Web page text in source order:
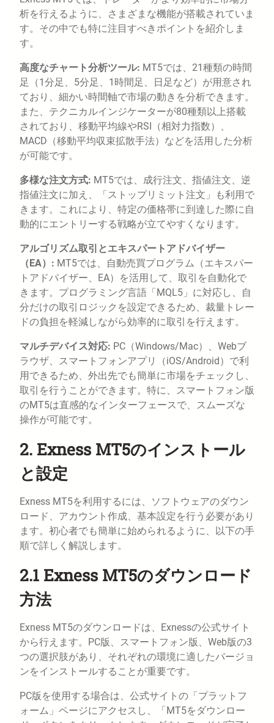
析を行えるように、さまざまな機能が搭載されていま
す。その中でも特に注目すべきポイントを紹介しま
す。
高度なチャート分析ツール: MT5では、21種類の時間
足（1分足、5分足、1時間足、日足など）が用意され
ており、細かい時間軸で市場の動きを分析できます。
また、テクニカルインジケーターが80種類以上搭載
されており、移動平均線やRSI（相対力指数）、
MACD（移動平均収束拡散手法）などを活用した分析
が可能です。
多様な注文方式: MT5では、成行注文、指値注文、逆
指値注文に加え、「ストップリミット注文」も利用で
きます。これにより、特定の価格帯に到達した際に自
動的にエントリーする戦略が立てやすくなります。
アルゴリズム取引とエキスパートアドバイザー
（EA）: MT5では、自動売買プログラム（エキスパー
トアドバイザー、EA）を活用して、取引を自動化で
きます。プログラミング言語「MQL5」に対応し、自
分だけの取引ロジックを設定できるため、裁量トレー
ドの負担を軽減しながら効率的に取引を行えます。
マルチデバイス対応: PC（Windows/Mac）、Webブ
ラウザ、スマートフォンアプリ（iOS/Android）で利
用できるため、外出先でも簡単に市場をチェックし、
取引を行うことができます。特に、スマートフォン版
のMT5は直感的なインターフェースで、スムーズな
操作が可能です。
2. Exness MT5のインストール
と設定
Exness MT5を利用するには、ソフトウェアのダウン
ロード、アカウント作成、基本設定を行う必要があり
ます。初心者でも簡単に始められるように、以下の手
順で詳しく解説します。
2.1 Exness MT5のダウンロード
方法
Exness MT5のダウンロードは、Exnessの公式サイト
から行えます。PC版、スマートフォン版、Web版の3
つの選択肢があり、それぞれの環境に適したバージョ
ンをインストールすることが重要です。
PC版を使用する場合は、公式サイトの「プラットフ
ォーム」ページにアクセスし、「MT5をダウンロー